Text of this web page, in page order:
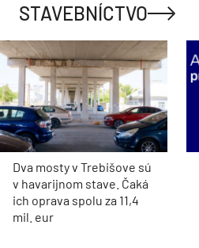
STAVEBNÍCTVO
Dva mosty v Trebišove sú
v havarijnom stave. Čaká
ich oprava spolu za 11,4
mil. eur